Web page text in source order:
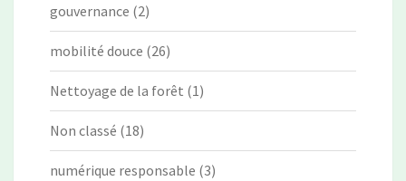
gouvernance (2)
mobilité douce (26)
Nettoyage de la forêt (1)
Non classé (18)
numérique responsable (3)